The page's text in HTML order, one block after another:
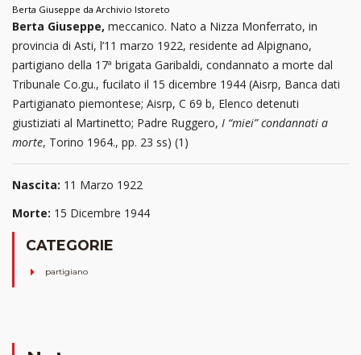
Berta Giuseppe da Archivio Istoreto
Berta Giuseppe, meccanico. Nato a Nizza Monferrato, in
provincia di Asti, l’11 marzo 1922, residente ad Alpignano,
partigiano della 17ª brigata Garibaldi, condannato a morte dal
Tribunale Co.gu., fucilato il 15 dicembre 1944 (Aisrp, Banca dati
Partigianato piemontese; Aisrp, C 69 b, Elenco detenuti
giustiziati al Martinetto; Padre Ruggero, I “miei” condannati a
morte, Torino 1964., pp. 23 ss) (1)
Nascita: 11 Marzo 1922
Morte: 15 Dicembre 1944
CATEGORIE
partigiano